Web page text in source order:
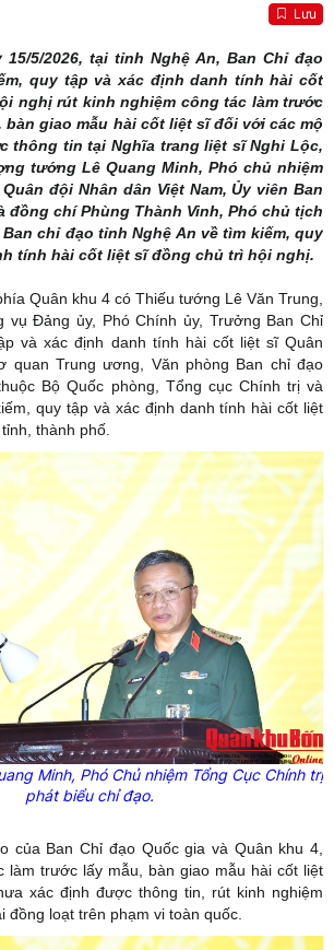
Lưu
2026, tại tỉnh Nghệ An, Ban Chỉ đạo
quy tập và xác định danh tính hài cốt
nghị rút kinh nghiệm công tác làm trước
bàn giao mẫu hài cốt liệt sĩ đối với các mộ
thông tin tại Nghĩa trang liệt sĩ Nghi Lộc,
tướng Lê Quang Minh, Phó chủ nhiệm
đội Nhân dân Việt Nam, Ủy viên Ban
đồng chí Phùng Thành Vinh, Phó chủ tịch
chỉ đạo tỉnh Nghệ An về tìm kiếm, quy
tính hài cốt liệt sĩ đồng chủ trì hội nghị.
Quân khu 4 có Thiếu tướng Lê Văn Trung,
vụ Đảng ủy, Phó Chính ủy, Trưởng Ban Chỉ
và xác định danh tính hài cốt liệt sĩ Quân
quan Trung ương, Văn phòng Ban chỉ đạo
Bộ Quốc phòng, Tổng cục Chính trị và
quy tập và xác định danh tính hài cốt liệt
thành phố.
Minh, Phó Chủ nhiệm Tổng Cục Chính trị
phát biểu chỉ đạo.
của Ban Chỉ đạo Quốc gia và Quân khu 4,
làm trước lấy mẫu, bàn giao mẫu hài cốt liệt
xác định được thông tin, rút kinh nghiệm
đồng loạt trên phạm vi toàn quốc.